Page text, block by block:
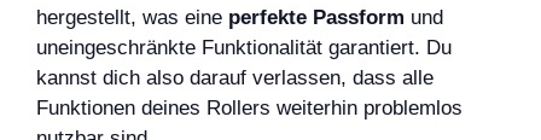
hergestellt, was eine perfekte Passform und
uneingeschränkte Funktionalität garantiert. Du
kannst dich also darauf verlassen, dass alle
Funktionen deines Rollers weiterhin problemlos